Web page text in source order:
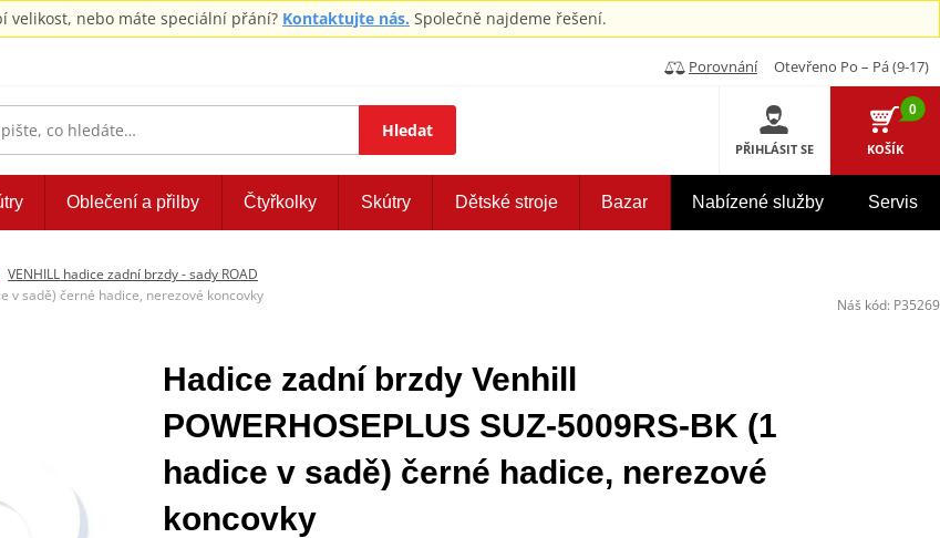
velikost, nebo máte speciální přání? Kontaktujte nás. Společně najdeme řešení.
Porovnání Otevřeno Po – Pá (9-17)
Hledat
PŘIHLÁSIT SE
0
KOŠÍK
Oblečení a přilby Čtyřkolky Skútry Dětské stroje Bazar Nabízené služby Servis
VENHILL hadice zadní brzdy - sady ROAD
v sadě) černé hadice, nerezové koncovky
Hadice zadní brzdy Venhill
POWERHOSEPLUS SUZ-5009RS-BK (1
hadice v sadě) černé hadice, nerezové
koncovky
Náš kód: P35269